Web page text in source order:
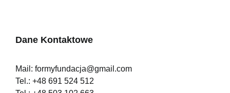
Dane Kontaktowe
Mail: formyfundacja@gmail.com
Tel.: +48 691 524 512